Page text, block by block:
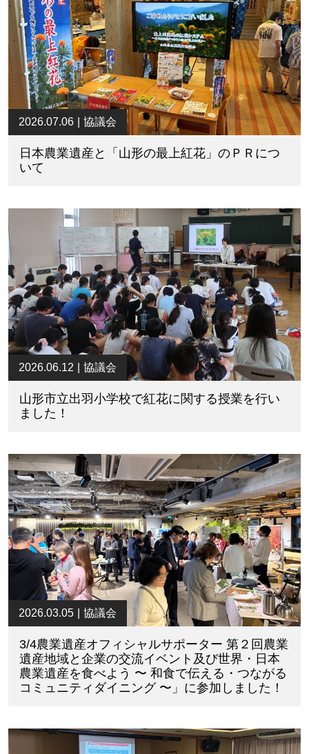
2026.07.06 協議会
日本農業遺産と「山形の最上紅花」のＰＲにつ
いて
2026.06.12 協議会
山形市立出羽小学校で紅花に関する授業を行い
ました！
2026.03.05 協議会
3/4農業遺産オフィシャルサポーター 第２回農業
遺産地域と企業の交流イベント及び世界・日本
農業遺産を食べよう 〜 和食で伝える・つながる
コミュニティダイニング 〜」に参加しました！